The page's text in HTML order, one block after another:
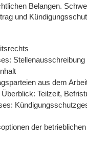
Belangen.
und
aus dem
Teilzeit,
der